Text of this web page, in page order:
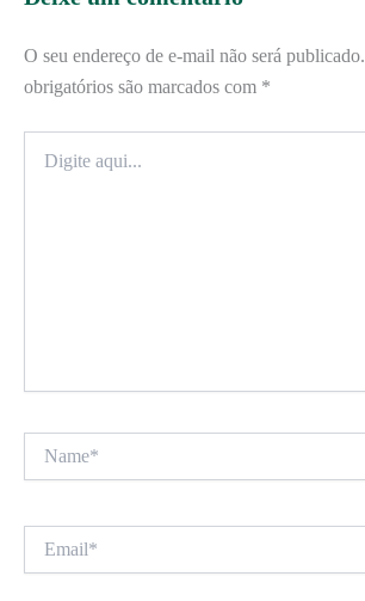
O seu endereço de e-mail não será publicado.
obrigatórios são marcados com *
aqui...